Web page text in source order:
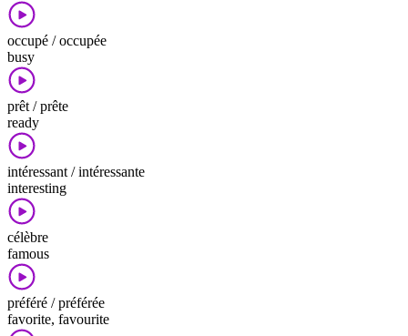
occupé / occupée
busy
prêt / prête
ready
intéressant / intéressante
interesting
célèbre
famous
préféré / préférée
favorite, favourite